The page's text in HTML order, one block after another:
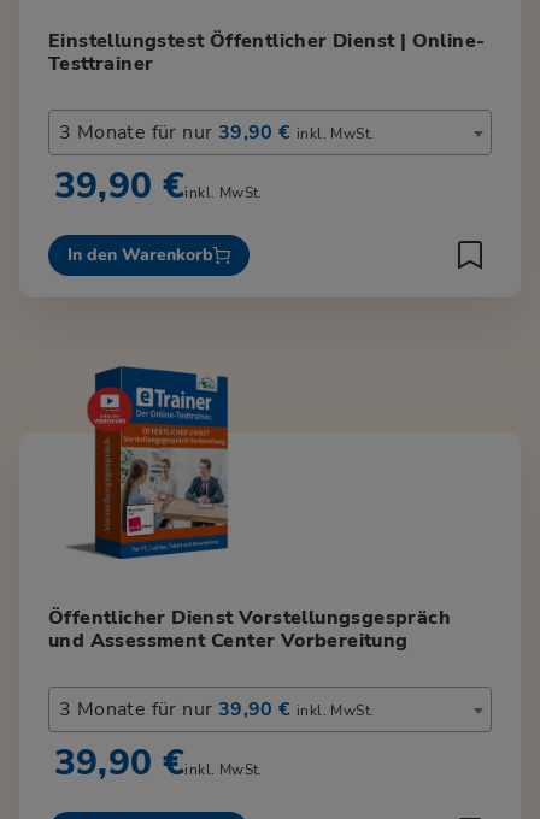
Einstellungstest Öffentlicher Dienst | Online-
Testtrainer
3 Monate für nur 39,90 € inkl. MwSt.
39,90 €inkl. MwSt.
In den Warenkorb
Öffentlicher Dienst Vorstellungsgespräch
und Assessment Center Vorbereitung
3 Monate für nur 39,90 € inkl. MwSt.
39,90 €inkl. MwSt.